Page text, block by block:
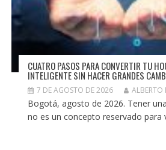
CUATRO PASOS PARA CONVERTIR TU
INTELIGENTE SIN HACER GRANDES
7 DE AGOSTO DE 2026 ALBERTO
Bogotá, agosto de 2026. Tener
no es un concepto reservado para